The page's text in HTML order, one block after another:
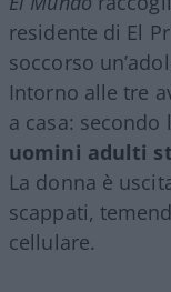
residente di El
soccorso
Intorno alle tre
a casa: secondo
uomini adulti
La donna è
scappati,
cellulare.